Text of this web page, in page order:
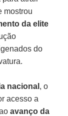
mostrou
da elite
do
nacional , o
acesso a
avanço da